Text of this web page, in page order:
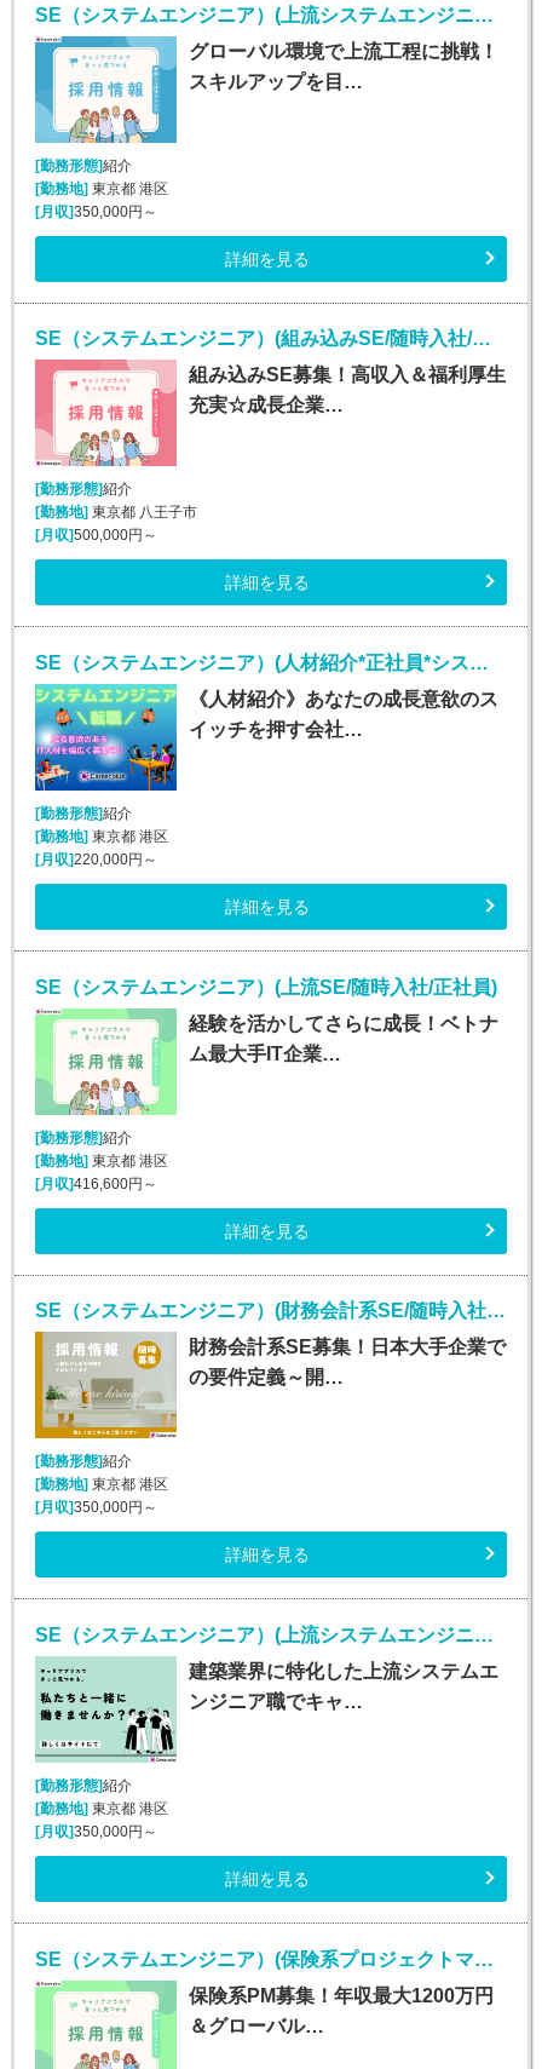
SE（システムエンジニア）(上流システムエンジニア/随時入社/正社員)
グローバル環境で上流工程に挑戦！
スキルアップを目…
[勤務形態]紹介
[勤務地]東京都 港区
[月収]350,000円～
詳細を見る
SE（システムエンジニア）(組み込みSE/随時入社/正社員)
組み込みSE募集！高収入＆福利厚生
充実☆成長企業…
[勤務形態]紹介
[勤務地] 東京都 八王子市
[月収]500,000円～
詳細を見る
SE（システムエンジニア）(人材紹介*正社員*システムエンジニア業務*勤務地多数!!!)
《人材紹介》あなたの成長意欲のス
イッチを押す会社…
[勤務形態]紹介
[勤務地] 東京都 港区
[月収]220,000円～
詳細を見る
SE（システムエンジニア）(上流SE/随時入社/正社員)
経験を活かしてさらに成長！ベトナ
ム最大手IT企業…
[勤務形態]紹介
[勤務地]東京都 港区
[月収]416,600円～
詳細を見る
SE（システムエンジニア）(財務会計系SE/随時入社/正社員)
財務会計系SE募集！日本大手企業で
の要件定義～開…
[勤務形態]紹介
[勤務地] 東京都 港区
[月収]350,000円～
詳細を見る
SE（システムエンジニア）(上流システムエンジニア/正社員)
建築業界に特化した上流システムエ
ンジニア職でキャ…
[勤務形態]紹介
[勤務地] 東京都 港区
[月収]350,000円～
詳細を見る
SE（システムエンジニア）(保険系プロジェクトマネージャー/随時入社/正社員)
保険系PM募集！年収最大1200万円
＆グローバル…